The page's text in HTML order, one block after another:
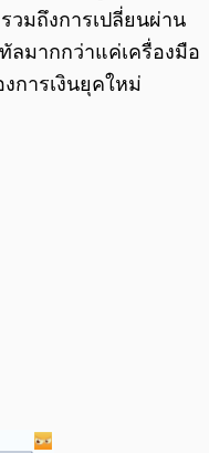
วมถึงการเปลี่ยนผ่าน
ลมากกว่าแค่เครื่องมือ
การเงินยุคใหม่